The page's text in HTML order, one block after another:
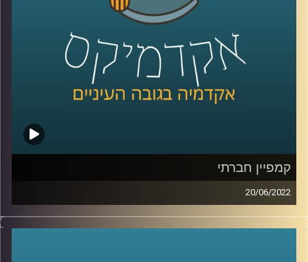
קרדיט תמונות:AudioVersity
קמפיין חברתי
20/06/2022
אנחנו כנראה נחשוב שמדברים על גופי ענק שרוצים לגרום לנו
להוציא כסף על המוצר שלהם, אבל האמת שיש עוד כמה סוגי